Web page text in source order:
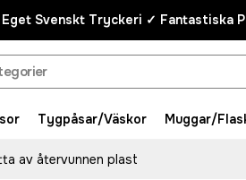
Eget Svenskt Tryckeri ✓ Fantastiska
Tygpåsar/Väskor Muggar/
av återvunnen plast